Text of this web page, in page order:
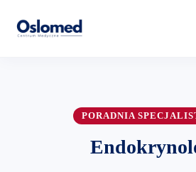
PORADNIA